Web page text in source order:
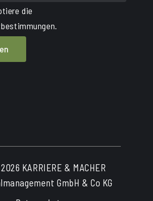
die
2026 KARRIERE & MACHER
GmbH & Co KG